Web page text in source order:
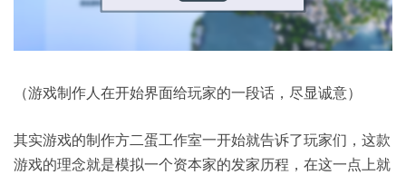
（游戏制作人在开始界面给玩家的一段话，尽显诚意）
其实游戏的制作方二蛋工作室一开始就告诉了玩家们，这款
游戏的理念就是模拟一个资本家的发家历程，在这一点上就